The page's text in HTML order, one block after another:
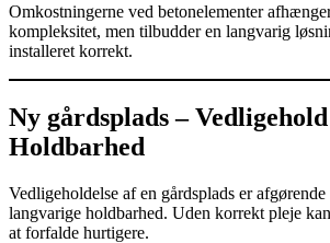
Omkostningerne ved betonelementer
kompleksitet, men tilbudder en langvarig
installeret korrekt.
Ny gårdsplads –
Holdbarhed
Vedligeholdelse af en gårdsplads er
langvarige holdbarhed. Uden korrekt pleje
at forfalde hurtigere.